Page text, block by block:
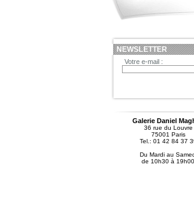
NEWSLETTER
Votre e-mail :
Galerie Daniel
36 rue du Louvre
75001 Paris
Tel.: 01 42 84 37
Du Mardi au
de 10h30 à 19h00